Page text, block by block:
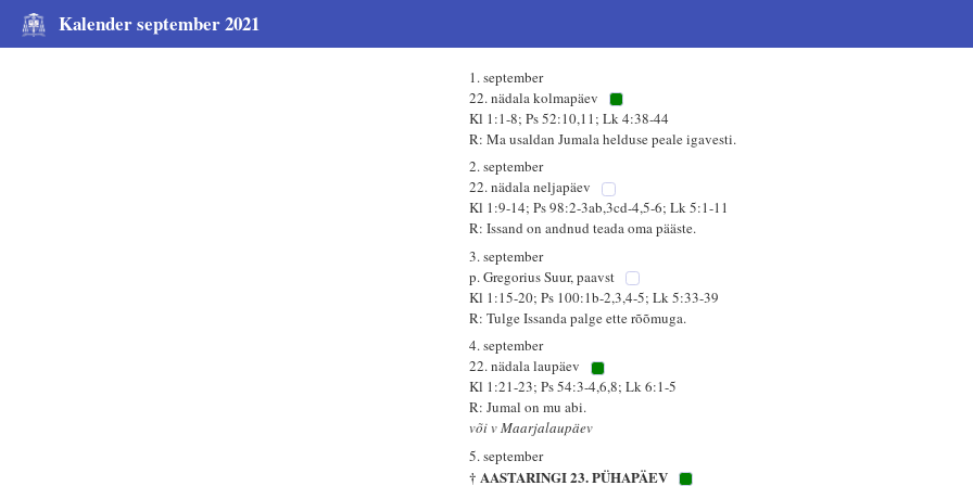
Kalender september 2021
1. september
22. nädala kolmapäev
Kl 1:1-8; Ps 52:10,11; Lk 4:38-44
R: Ma usaldan Jumala helduse peale igavesti.
2. september
22. nädala neljapäev
Kl 1:9-14; Ps 98:2-3ab,3cd-4,5-6; Lk 5:1-11
R: Issand on andnud teada oma pääste.
3. september
p. Gregorius Suur, paavst
Kl 1:15-20; Ps 100:1b-2,3,4-5; Lk 5:33-39
R: Tulge Issanda palge ette rõõmuga.
4. september
22. nädala laupäev
Kl 1:21-23; Ps 54:3-4,6,8; Lk 6:1-5
R: Jumal on mu abi.
või v Maarjalaupäev
5. september
† AASTARINGI 23. PÜHAPÄEV